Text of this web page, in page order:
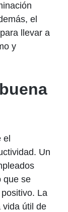
el
llevar a
y
Un
que se
La
vida útil de